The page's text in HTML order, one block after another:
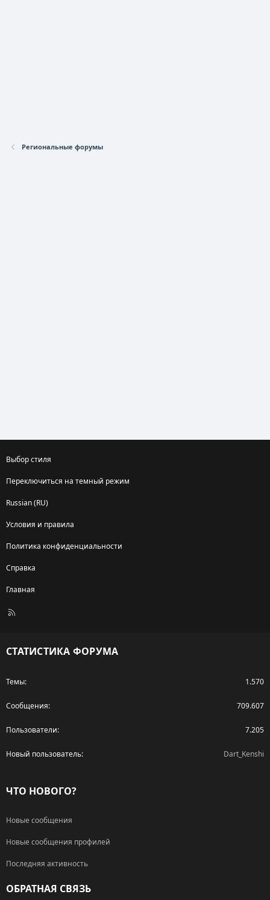
Региональные форумы
Выбор стиля
Переключиться на темный режим
Russian (RU)
Условия и правила
Политика конфиденциальности
Справка
Главная
R
СТАТИСТИКА ФОРУМА
Темы 1.570
Сообщения 709.607
Пользователи 7.205
Новый пользователь Dart_Kenshi
ЧТО НОВОГО?
Новые сообщения
Новые сообщения профилей
Последняя активность
ОБРАТНАЯ СВЯЗЬ